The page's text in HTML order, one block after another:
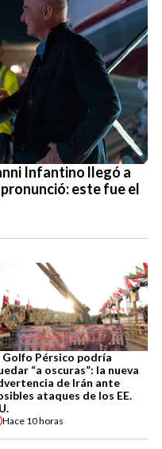
Infantino llegó a
este fue el
Golfo Pérsico podría
“a oscuras”: la nueva
de Irán ante
ataques de los EE.
Hace 10 horas